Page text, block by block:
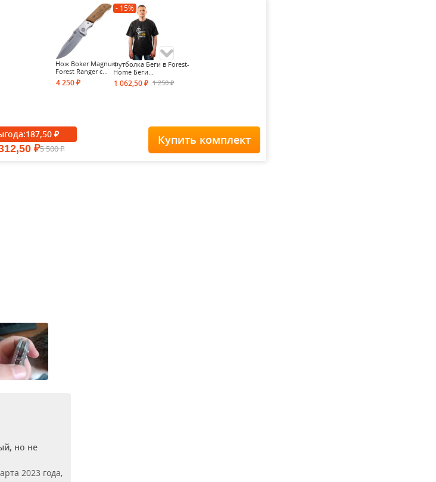
Нож Boker Magnum
Forest Ranger с...
4 250 ₽
- 15%
Футболка Беги в Forest-
Home Беги...
1 062,50 ₽ 1 250₽
Футболка Forest-Home Staff
187,50 ₽
₽5 500₽
Купить комплект
но не
2023 года,